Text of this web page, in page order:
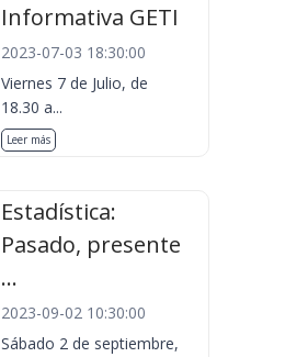
Informativa GETI
2023-07-03 18:30:00
Viernes 7 de Julio, de
18.30 a...
Leer más
Estadística:
Pasado, presente
...
2023-09-02 10:30:00
Sábado 2 de septiembre,